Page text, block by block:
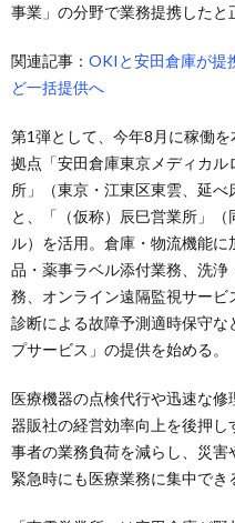
事業」の分野で業務提携したと
関連記事： OKIと安田倉庫が提
ど一括提供へ
第1弾として、今年8月に稼働
拠点「安田倉庫東京メディカ
所」（東京・江東区東雲、延べ
と、「（仮称）辰巳営業所」
ル）を活用。倉庫・物流機能
品・薬事ラベル添付業務、洗
務、オンライン遠隔監視サー
診断による故障予測適時保守
プサービス」の提供を始める。
医療機器の点検代行や迅速な
器販社の経営効率向上を後押
事者の業務負荷を減らし、災
緊急時にも医療業務に集中でき